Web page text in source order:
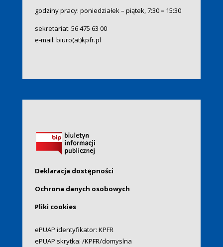
godziny pracy: poniedziałek – piątek, 7:30– 15:30
sekretariat: 56 475 63 00
e-mail: biuro(at)kpfr.pl
Deklaracja dostępności
Ochrona danych osobowych
Pliki cookies
ePUAP identyfikator: KPFR
ePUAP skrytka: /KPFR/domyslna